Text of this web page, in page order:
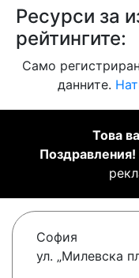
Ресурси за
рейтингите:
Само
данните.
Това
Поздравления!
София
ул. „Милевска